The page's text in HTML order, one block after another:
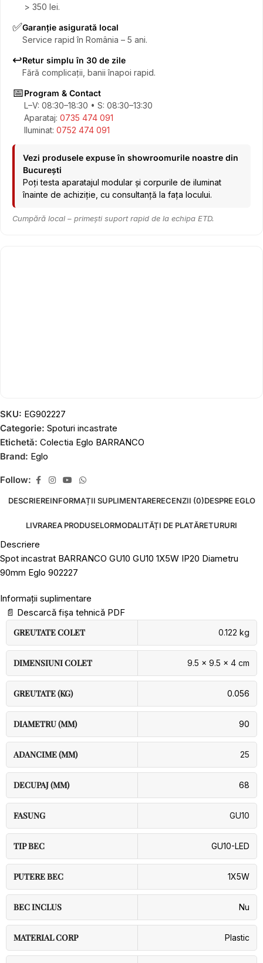
> 350 lei.
✅Garanție asigurată local
Service rapid în România – 5 ani.
↩️Retur simplu în 30 de zile
Fără complicații, banii înapoi rapid.
📅Program & Contact
L–V: 08:30–18:30 • S: 08:30–13:30
Aparataj: 0735 474 091
Iluminat: 0752 474 091
Vezi produsele expuse în showroomurile noastre din
București
Poți testa aparatajul modular și corpurile de iluminat
înainte de achiziție, cu consultanță la fața locului.
Cumpără local – primești suport rapid de la echipa ETD.
SKU: EG902227
Categorie: Spoturi incastrate
Etichetă: Colectia Eglo BARRANCO
Brand: Eglo
Follow:
DESCRIEREINFORMAȚII SUPLIMENTARERECENZII (0)DESPRE EGLO
LIVRAREA PRODUSELORMODALITĂȚI DE PLATĂRETURURI
Descriere
Spot incastrat BARRANCO GU10 GU10 1X5W IP20 Diametru
90mm Eglo 902227
Informații suplimentare
📄 Descarcă fișa tehnică PDF
GREUTATE COLET
0.122 kg
DIMENSIUNI COLET 9.5 × 9.5 × 4 cm
GREUTATE (KG) 0.056
DIAMETRU (MM) 90
ADANCIME (MM) 25
DECUPAJ (MM) 68
FASUNG GU10
TIP BEC GU10-LED
PUTERE BEC 1X5W
BEC INCLUS Nu
MATERIAL CORP Plastic